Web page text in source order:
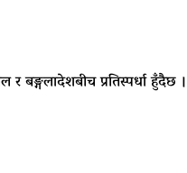
र बङ्गलादेशबीच